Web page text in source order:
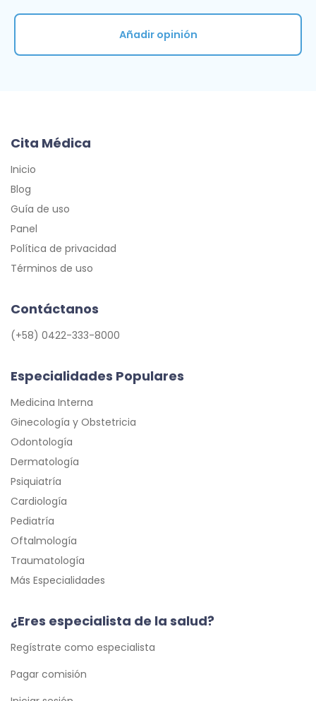
Añadir opinión
Cita Médica
Inicio
Blog
Guía de uso
Panel
Política de privacidad
Términos de uso
Contáctanos
(+58) 0422-333-8000
Especialidades Populares
Medicina Interna
Ginecología y Obstetricia
Odontología
Dermatología
Psiquiatría
Cardiología
Pediatría
Oftalmología
Traumatología
Más Especialidades
¿Eres especialista de la salud?
Regístrate como especialista
Pagar comisión